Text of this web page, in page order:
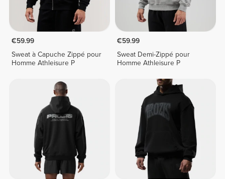
€59.99
Sweat à Capuche Zippé pour
Homme Athleisure P
€59.99
Sweat Demi-Zippé pour
Homme Athleisure P